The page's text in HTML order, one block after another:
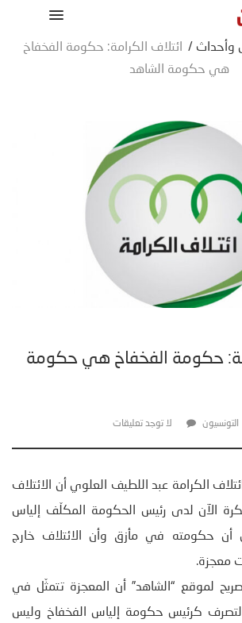
وأحداث /
ائتلاف الكرامة: حكومة الفخفاخ
هي حكومة الشاهد
حكومة الفخفاخ هي حكومة
التونسيون لا توجد تعليقات
الكرامة عبد اللطيف العلوي أن الائتلاف
الآن لدى رئيس الحكومة المكلّف إلياس
أن حكومته في مأزق وأن الائتلاف خارج
معجزة.
لموقع “الشاهد” أن المعجزة تتمثّل في
كرئيس حكومة إلياس الفخفاخ وليس